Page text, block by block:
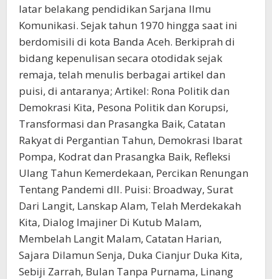
latar belakang pendidikan Sarjana Ilmu
Komunikasi. Sejak tahun 1970 hingga saat ini
berdomisili di kota Banda Aceh. Berkiprah di
bidang kepenulisan secara otodidak sejak
remaja, telah menulis berbagai artikel dan
puisi, di antaranya; Artikel: Rona Politik dan
Demokrasi Kita, Pesona Politik dan Korupsi,
Transformasi dan Prasangka Baik, Catatan
Rakyat di Pergantian Tahun, Demokrasi Ibarat
Pompa, Kodrat dan Prasangka Baik, Refleksi
Ulang Tahun Kemerdekaan, Percikan Renungan
Tentang Pandemi dll. Puisi: Broadway, Surat
Dari Langit, Lanskap Alam, Telah Merdekakah
Kita, Dialog Imajiner Di Kutub Malam,
Membelah Langit Malam, Catatan Harian,
Sajara Dilamun Senja, Duka Cianjur Duka Kita,
Sebiji Zarrah, Bulan Tanpa Purnama, Linang